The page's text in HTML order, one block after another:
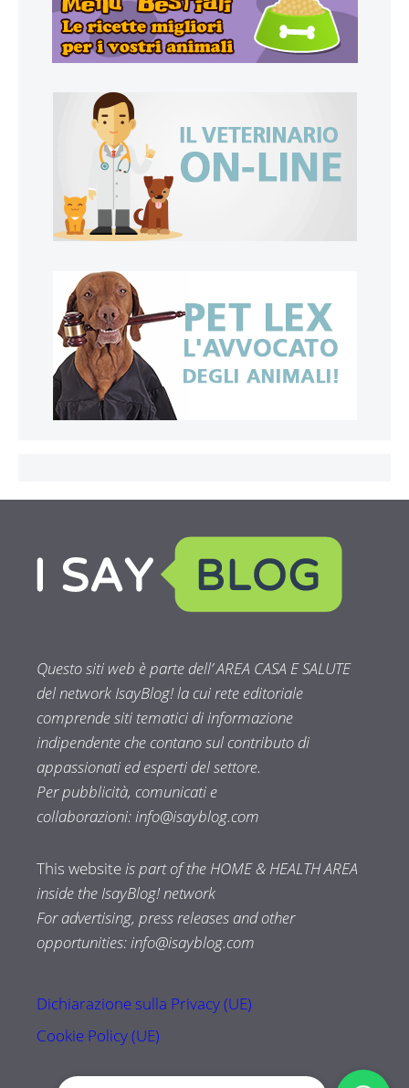
Questo siti web è parte dell’ AREA CASA E SALUTE
del network IsayBlog! la cui rete editoriale
comprende siti tematici di informazione
indipendente che contano sul contributo di
appassionati ed esperti del settore.
Per pubblicità, comunicati e
collaborazioni: info@isayblog.com
This website is part of the HOME & HEALTH AREA
inside the IsayBlog! network
For advertising, press releases and other
opportunities: info@isayblog.com
Dichiarazione sulla Privacy (UE)
Cookie Policy (UE)